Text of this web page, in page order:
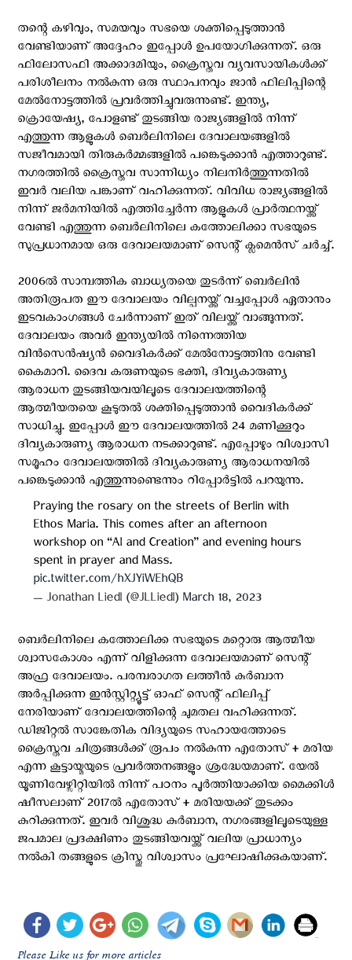
തന്റെ കഴിവും, സമയവും സഭയെ ശക്തിപ്പെടുത്താൻ
വേണ്ടിയാണ് അദ്ദേഹം ഇപ്പോൾ ഉപയോഗിക്കുന്നത്. ഒരു
ഫിലോസഫി അക്കാദമിയും, ക്രൈസ്തവ വ്യവസായികൾക്ക്
പരിശീലനം നൽകുന്ന ഒരു സ്ഥാപനവും ജാൻ ഫിലിപ്പിന്റെ
മേൽനോട്ടത്തിൽ പ്രവർത്തിച്ചുവരുന്നുണ്ട്. ഇന്ത്യ,
ക്രൊയേഷ്യ, പോളണ്ട് തുടങ്ങിയ രാജ്യങ്ങളിൽ നിന്ന്
എത്തുന്ന ആളുകൾ ബെർലിനിലെ ദേവാലയങ്ങളിൽ
സജീവമായി തിരുകർമ്മങ്ങളിൽ പങ്കെടുക്കാൻ എത്താറുണ്ട്.
നഗരത്തിൽ ക്രൈസ്തവ സാന്നിധ്യം നിലനിർത്തുന്നതിൽ
ഇവർ വലിയ പങ്കാണ് വഹിക്കുന്നത്. വിവിധ രാജ്യങ്ങളിൽ
നിന്ന് ജർമനിയിൽ എത്തിച്ചേർന്ന ആളുകൾ പ്രാർത്ഥനയ്ക്ക്
വേണ്ടി എത്തുന്ന ബെർലിനിലെ കത്തോലിക്കാ സഭയുടെ
സുപ്രധാനമായ ഒരു ദേവാലയമാണ് സെന്റ് ക്ലമെൻസ് ചർച്ച്.
2006ൽ സാമ്പത്തിക ബാധ്യതയെ തുടർന്ന് ബെർലിൻ
അതിരൂപത ഈ ദേവാലയം വില്പനയ്ക്ക് വച്ചപ്പോൾ ഏതാനും
ഇടവകാംഗങ്ങൾ ചേർന്നാണ് ഇത് വിലയ്ക്ക് വാങ്ങുന്നത്.
ദേവാലയം അവർ ഇന്ത്യയില്‍ നിന്നെത്തിയ
വിൻസെൻഷ്യന്‍ വൈദികർക്ക് മേൽനോട്ടത്തിനു വേണ്ടി
കൈമാറി. ദൈവ കരുണയുടെ ഭക്തി, ദിവ്യകാരുണ്യ
ആരാധന തുടങ്ങിയവയിലൂടെ ദേവാലയത്തിന്റെ
ആത്മീയതയെ കൂടുതൽ ശക്തിപ്പെടുത്താൻ വൈദികർക്ക്
സാധിച്ചു. ഇപ്പോൾ ഈ ദേവാലയത്തിൽ 24 മണിക്കൂറും
ദിവ്യകാരുണ്യ ആരാധന നടക്കാറുണ്ട്. എപ്പോഴും വിശ്വാസി
സമൂഹം ദേവാലയത്തിൽ ദിവ്യകാരുണ്യ ആരാധനയിൽ
പങ്കെടുക്കാൻ എത്തുന്നുണ്ടെന്നും റിപ്പോര്‍ട്ടില്‍ പറയുന്നു.
Praying the rosary on the streets of Berlin with
Ethos Maria. This comes after an afternoon
workshop on “AI and Creation” and evening hours
spent in prayer and Mass.
pic.twitter.com/hXJYiWEhQB
— Jonathan Liedl (@JLLiedl) March 18, 2023
ബെർലിനിലെ കത്തോലിക്ക സഭയുടെ മറ്റൊരു ആത്മീയ
ശ്വാസകോശം എന്ന് വിളിക്കുന്ന ദേവാലയമാണ് സെന്റ്
അഫ്ര ദേവാലയം. പരമ്പരാഗത ലത്തീൻ കുർബാന
അർപ്പിക്കുന്ന ഇൻസ്റ്റിറ്റ്യൂട്ട് ഓഫ് സെന്റ് ഫിലിപ്പ്
നേരിയാണ് ദേവാലയത്തിന്റെ ചുമതല വഹിക്കുന്നത്.
ഡിജിറ്റൽ സാങ്കേതിക വിദ്യയുടെ സഹായത്തോടെ
ക്രൈസ്തവ ചിത്രങ്ങൾക്ക് രൂപം നൽകുന്ന എതോസ് + മരിയ
എന്ന കൂട്ടായ്മയുടെ പ്രവർത്തനങ്ങളും ശ്രദ്ധേയമാണ്. യേൽ
യൂണിവേഴ്സിറ്റിയിൽ നിന്ന് പഠനം പൂർത്തിയാക്കിയ മൈക്കിൾ
ഷീസലാണ് 2017ൽ എതോസ് + മരിയയക്ക് തുടക്കം
കുറിക്കുന്നത്. ഇവർ വിശുദ്ധ കുർബാന, നഗരങ്ങളിലൂടെയുള്ള
ജപമാല പ്രദക്ഷിണം തുടങ്ങിയവയ്ക്ക് വലിയ പ്രാധാന്യം
നൽകി തങ്ങളുടെ ക്രിസ്തു വിശ്വാസം പ്രഘോഷിക്കുകയാണ്.
Please Like us for more articles